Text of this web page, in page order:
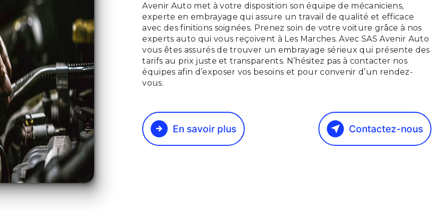
Avenir Auto met à votre disposition son équipe de mécaniciens,
experte en embrayage qui assure un travail de qualité et efficace
avec des finitions soignées. Prenez soin de votre voiture grâce à nos
experts auto qui vous reçoivent à Les Marches. Avec SAS Avenir Auto
vous êtes assurés de trouver un embrayage sérieux qui présente des
tarifs au prix juste et transparents. N’hésitez pas à contacter nos
équipes afin d’exposer vos besoins et pour convenir d’un rendez-
vous.
En savoir plus Contactez-nous